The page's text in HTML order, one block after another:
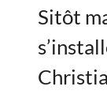
Sitôt